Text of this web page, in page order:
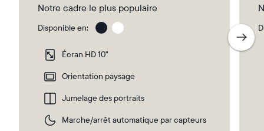
Sélectionnez votre localisation
Notre cadre le plus populaire
Disponible en:
Gravel
Écran HD 10"
Orientation paysage
Jumelage des portraits
Marche/arrêt automatique par capteurs